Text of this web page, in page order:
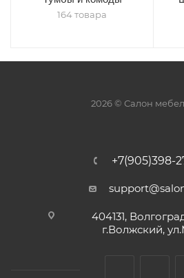
164 товара
2026 © Салон
+7(905)398-
404131,
г.Волжский,